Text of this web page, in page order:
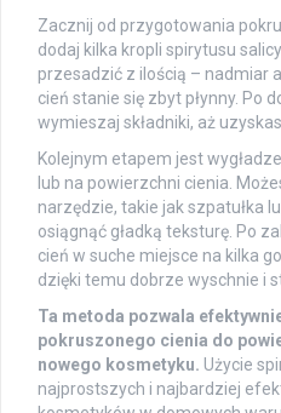
Zacznij od przygotowania
dodaj kilka kropli spirytusu
przesadzić z ilością – nadmiar
cień stanie się zbyt płynny. Po
wymieszaj składniki, aż
Kolejnym etapem jest
lub na powierzchni cienia.
narzędzie, takie jak szpatułka
osiągnąć gładką teksturę. Po
cień w suche miejsce na kilka
dzięki temu dobrze wyschnie i
Ta metoda pozwala
pokruszonego cienia do
nowego kosmetyku. Użycie
najprostszych i najbardziej